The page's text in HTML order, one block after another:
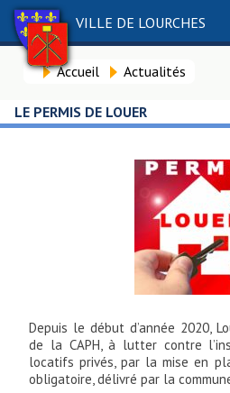
VILLE DE LOURCHES
Accueil Actualités
LE PERMIS DE LOUER
Depuis le début d’année 2020,
de la CAPH, à lutter contre
locatifs privés, par la mise en
obligatoire, délivré par la